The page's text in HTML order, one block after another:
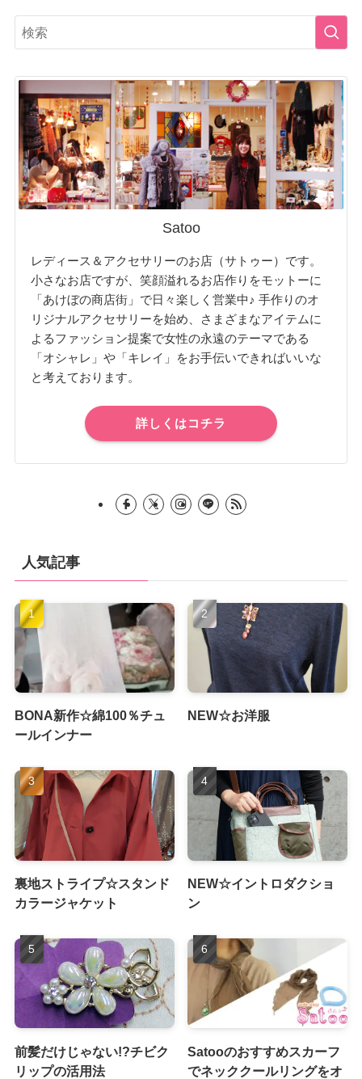
Satoo
レディース＆アクセサリーのお店（サトゥー）です。
小さなお店ですが、笑顔溢れるお店作りをモットーに
「あけぼの商店街」で日々楽しく営業中♪ 手作りのオ
リジナルアクセサリーを始め、さまざまなアイテムに
よるファッション提案で女性の永遠のテーマである
「オシャレ」や「キレイ」をお手伝いできればいいな
と考えております。
詳しくはコチラ
人気記事
BONA新作☆綿100％チュ
ールインナー
NEW☆お洋服
裏地ストライプ☆スタンド
カラージャケット
NEW☆イントロダクショ
ン
前髪だけじゃない!?チビク
リップの活用法
Satooのおすすめスカーフ
でネッククールリングをオ